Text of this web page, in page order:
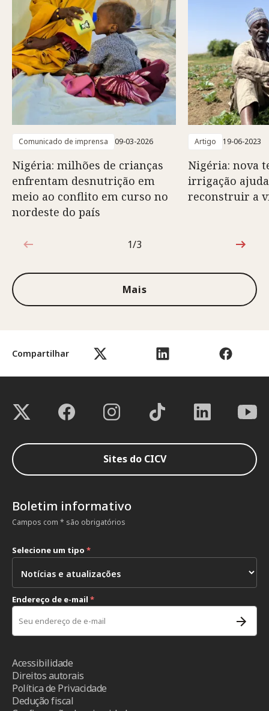
Compartilhar
Comunicado de imprensa 09-03-2026
Nigéria: milhões de crianças
enfrentam desnutrição em
meio ao conflito em curso no
nordeste do país
Artigo 19-06-2023
Nigéria: nova
irrigação
reconstruir a
1 de 3
1/3
Mais
Sites do CICV
Boletim informativo
Campos com * são obrigatórios
Selecione um tipo *
Endereço de e-mail *
Acessibilidade
Direitos autorais
Política de Privacidade
Dedução fiscal